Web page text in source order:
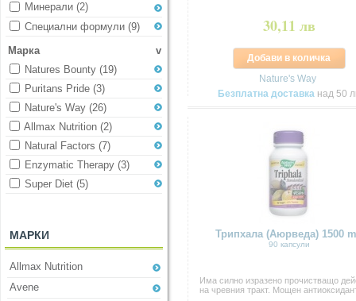
Минерали (2)
Специални формули (9)
Марка
v
Natures Bounty (19)
Puritans Pride (3)
Nature's Way (26)
Allmax Nutrition (2)
Natural Factors (7)
Enzymatic Therapy (3)
Super Diet (5)
МАРКИ
Allmax Nutrition
Avene
30,11 лв
Добави в количка
Nature's Way
Безплатна доставка над 50
Трипхала (Аюрведа) 1500
90 капсули
Има силно изразено прочистващо
на чревния тракт. Мощен